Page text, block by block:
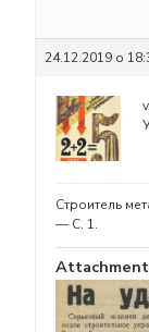
24.12.2019 о
Строитель
— С. 1.